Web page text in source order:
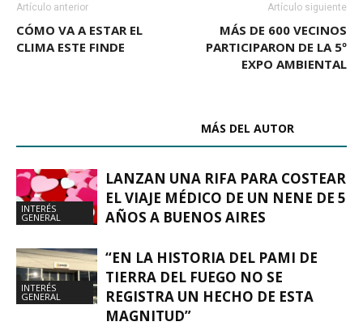
Artículo anterior
CÓMO VA A ESTAR EL
CLIMA ESTE FINDE
Artículo siguiente
MÁS DE 600 VECINOS
PARTICIPARON DE LA 5º
EXPO AMBIENTAL
MÁS DEL AUTOR
INTERÉS
GENERAL
LANZAN UNA RIFA PARA COSTEAR
EL VIAJE MÉDICO DE UN NENE DE 5
AÑOS A BUENOS AIRES
INTERÉS
GENERAL
“EN LA HISTORIA DEL PAMI DE
TIERRA DEL FUEGO NO SE
REGISTRA UN HECHO DE ESTA
MAGNITUD”